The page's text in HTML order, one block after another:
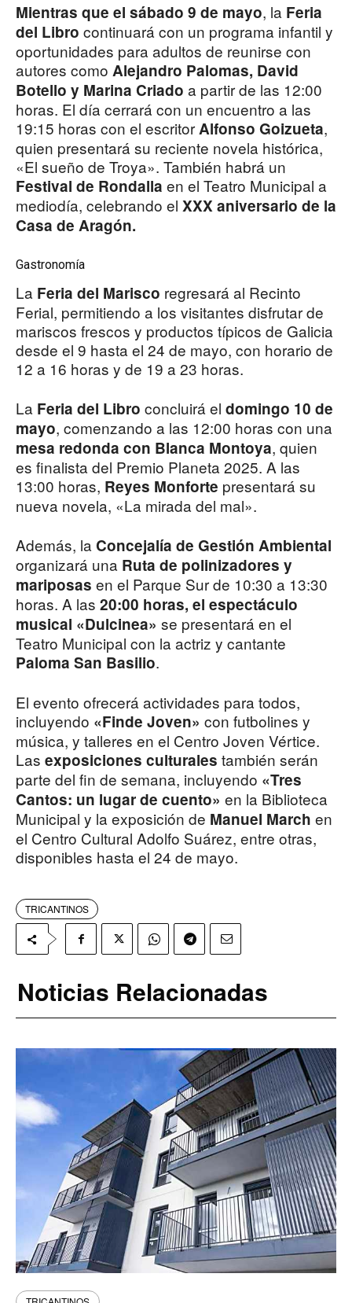
Mientras que el sábado 9 de mayo, la Feria
del Libro continuará con un programa infantil y
oportunidades para adultos de reunirse con
autores como Alejandro Palomas, David
Botello y Marina Criado a partir de las 12:00
horas. El día cerrará con un encuentro a las
19:15 horas con el escritorAlfonso Goizueta,
quien presentará su reciente novela histórica,
«El sueño de Troya». También habrá un
Festival de Rondalla en el Teatro Municipal a
mediodía, celebrando el XXX aniversario de la
Casa de Aragón.
Gastronomía
La Feria del Marisco regresará al Recinto
Ferial, permitiendo a los visitantes disfrutar de
mariscos frescos y productos típicos de Galicia
desde el 9 hasta el 24 de mayo, con horario de
12 a 16 horas y de 19 a 23 horas.
La Feria del Libro concluirá el domingo 10 de
mayo, comenzando a las 12:00 horas con una
mesa redonda con Blanca Montoya, quien
es finalista del Premio Planeta 2025. A las
13:00 horas, Reyes Monforte presentará su
nueva novela, «La mirada del mal».
Además, la Concejalía de Gestión Ambiental
organizará una Ruta de polinizadores y
mariposas en el Parque Sur de 10:30 a 13:30
horas. A las 20:00 horas, el espectáculo
musical «Dulcinea» se presentará en el
Teatro Municipal con la actriz y cantante
Paloma San Basilio.
El evento ofrecerá actividades para todos,
incluyendo «Finde Joven» con futbolines y
música, y talleres en el Centro Joven Vértice.
Las exposiciones culturales también serán
parte del fin de semana, incluyendo «Tres
Cantos: un lugar de cuento» en la Biblioteca
Municipal y la exposición de Manuel March en
el Centro Cultural Adolfo Suárez, entre otras,
disponibles hasta el 24 de mayo.
TRICANTINOS
Noticias Relacionadas